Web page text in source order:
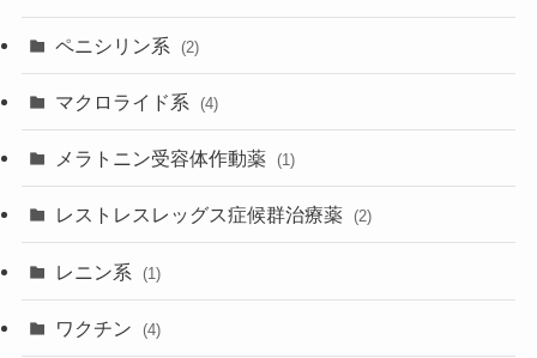
ペニシリン系 (2)
マクロライド系 (4)
メラトニン受容体作動薬 (1)
レストレスレッグス症候群治療薬 (2)
レニン系 (1)
ワクチン (4)